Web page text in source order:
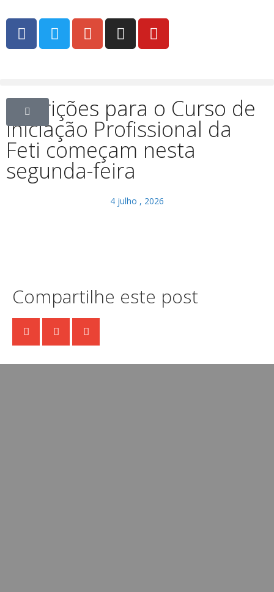
Inscrições para o Curso de
Iniciação Profissional da
Feti começam nesta
segunda-feira
4 julho , 2026
Compartilhe este post